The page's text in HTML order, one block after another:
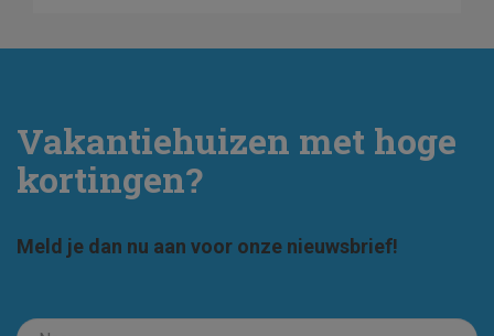
Vakantiehuizen met hoge
kortingen?
Meld je dan nu aan voor onze nieuwsbrief!